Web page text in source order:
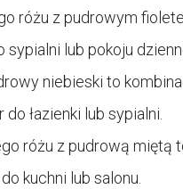
różu z pudrowym
sypialni lub pokoju
niebieski to
łazienki lub sypialni.
różu z pudrową miętą
kuchni lub salonu.